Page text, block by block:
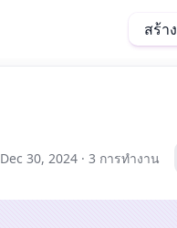
สร้าง
Dec 30, 2024 · 3 การทำงาน